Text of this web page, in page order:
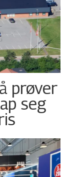
prøver
seg